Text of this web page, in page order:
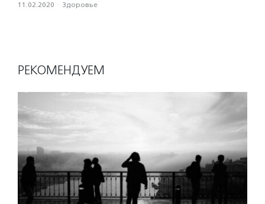
11.02.2020 · Здоровье
РЕКОМЕНДУЕМ